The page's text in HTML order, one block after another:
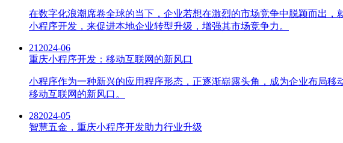
在数字化浪潮席卷全球的当下，企业若想在激烈的市场竞争中脱颖而出
小程序开发，来促进本地企业转型升级，增强其市场竞争力。
21 2024-06
重庆小程序开发：移动互联网的新风口
小程序作为一种新兴的应用程序形态，正逐渐崭露头角，成为企业布局
移动互联网的新风口。
282024-05
智慧五金，重庆小程序开发助力行业升级